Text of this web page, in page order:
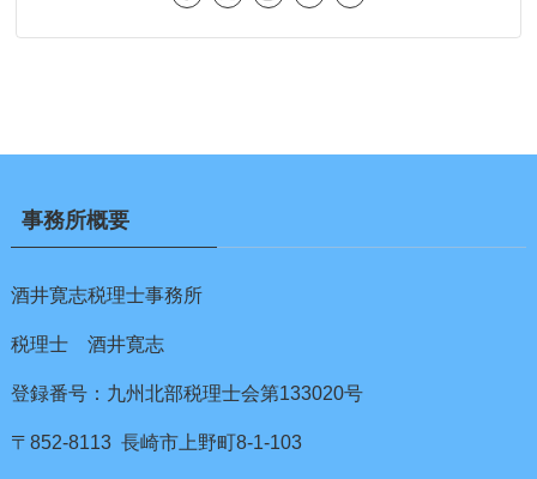
事務所概要
酒井寛志税理士事務所
税理士 酒井寛志
登録番号：九州北部税理士会第133020号
〒852-8113 長崎市上野町8-1-103